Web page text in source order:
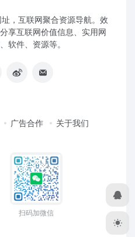
，互联网聚合资源导航。效
享互联网价值信息、实用网
软件、资源等。
广告合作 关于我们
扫码加微信